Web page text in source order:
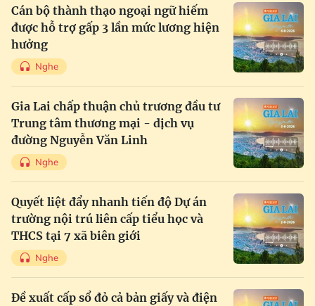
Cán bộ thành thạo ngoại ngữ hiếm
được hỗ trợ gấp 3 lần mức lương hiện
hưởng
Nghe
Gia Lai chấp thuận chủ trương đầu tư
Trung tâm thương mại - dịch vụ
đường Nguyễn Văn Linh
Nghe
Quyết liệt đẩy nhanh tiến độ Dự án
trường nội trú liên cấp tiểu học và
THCS tại 7 xã biên giới
Nghe
Đề xuất cấp sổ đỏ cả bản giấy và điện